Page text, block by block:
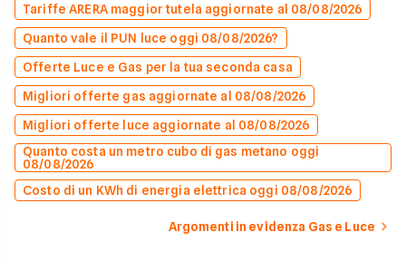
Tariffe ARERA maggior tutela aggiornate al 08/08/2026
Quanto vale il PUN luce oggi 08/08/2026?
Offerte Luce e Gas per la tua seconda casa
Migliori offerte gas aggiornate al 08/08/2026
Migliori offerte luce aggiornate al 08/08/2026
Quanto costa un metro cubo di gas metano oggi
08/08/2026
Costo di un KWh di energia elettrica oggi 08/08/2026
Argomenti in evidenza Gas e Luce